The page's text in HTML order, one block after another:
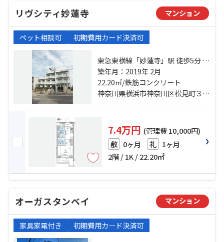
リヴシティ妙蓮寺 マンション
ペット相談可 初期費用カード決済可
東急東横線「妙蓮寺」駅 徒歩5分 東
急東横線「菊名」駅 徒歩16分 横浜
線「大口」駅 徒歩15分
築年月：2019年 2月
22.20㎡/鉄筋コンクリート
神奈川県横浜市神奈川区松見町３丁目
7.4万円 (管理費 10,000円)
敷 0ヶ月 礼 1ヶ月
2階 / 1K / 22.20㎡
オーガスタンベイ マンション
家具家電付き 初期費用カード決済可